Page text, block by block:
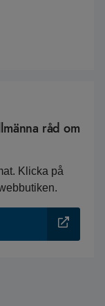
råd om
Klicka på